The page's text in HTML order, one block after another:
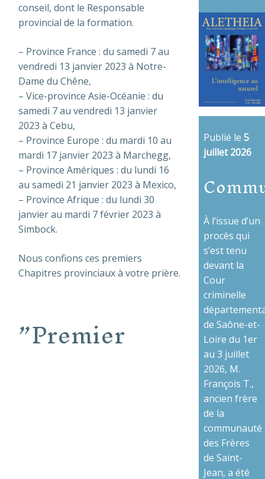
conseil, dont le Responsable
provincial de la formation.
– Province France : du samedi 7 au
vendredi 13 janvier 2023 à Notre-
Dame du Chêne,
– Vice-province Asie-Océanie : du
samedi 7 au vendredi 13 janvier
2023 à Cebu,
– Province Europe : du mardi 10 au
mardi 17 janvier 2023 à Marchegg,
– Province Amériques : du lundi 16
au samedi 21 janvier 2023 à Mexico,
– Province Afrique : du lundi 30
janvier au mardi 7 février 2023 à
Simbock.
Nous confions ces premiers
Chapitres provinciaux à votre prière.
”Premier
Publié le 5
juillet 2026
À l’issue d’un
procès qui
s’est tenu
devant la
Cour
criminelle
de Saône-et-
Loire du 1er
au 3 juillet
2026, M.
François T.,
ancien frère
de la
communauté
des Frères
de Saint-
Jean, a été